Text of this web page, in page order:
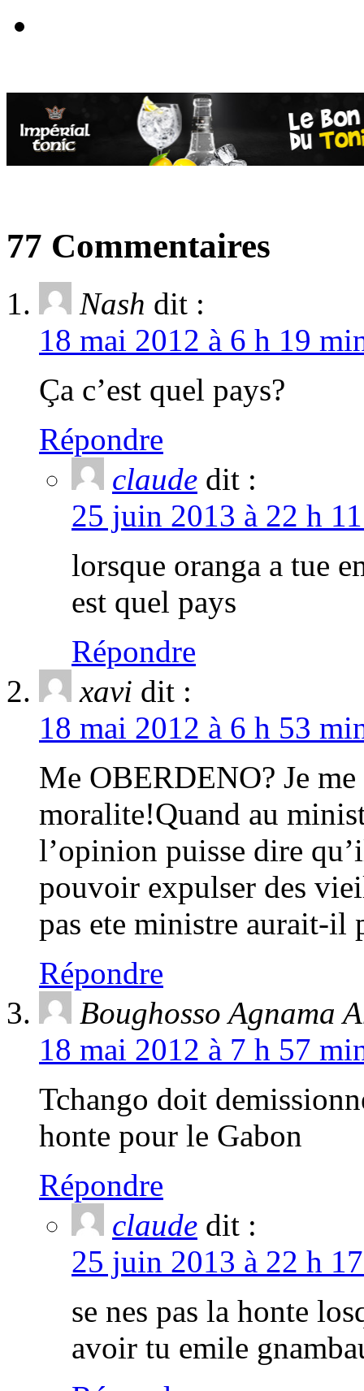
77 Commentaires
Nash dit :
18 mai 2012 à 6 h 19
Ça c’est quel pays?
Répondre
claude dit :
25 juin 2013 à 22 h
lorsque oranga a tue
est quel pays
Répondre
xavi dit :
18 mai 2012 à 6 h 53
Me OBERDENO? Je
moralite!Quand au
l’opinion puisse dire
pouvoir expulser des
pas ete ministre aurait-il
Répondre
Boughosso Agnama
18 mai 2012 à 7 h 57
Tchango doit
honte pour le Gabon
Répondre
claude dit :
25 juin 2013 à 22 h
se nes pas la honte
avoir tu emile